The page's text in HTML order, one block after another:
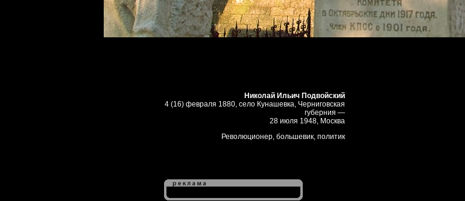
Николай Ильич Подвойский
4 (16) февраля 1880, село Кунашевка, Черниговская
губерния —
28 июля 1948, Москва
Революционер, большевик, политик